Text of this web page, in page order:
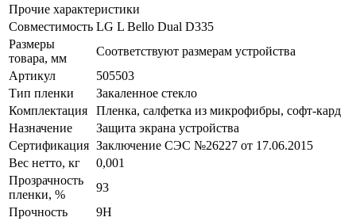
Прочие характеристики
Совместимость LG L Bello Dual D335
Размеры
товара, мм
Соответствуют размерам устройства
Артикул
505503
Тип пленки
Закаленное стекло
Комплектация
Пленка, салфетка из микрофибры, софт-кард
Назначение
Защита экрана устройства
Сертификация Заключение СЭС №26227 от 17.06.2015
Вес нетто, кг
0,001
Прозрачность
пленки, %
93
Прочность
9H